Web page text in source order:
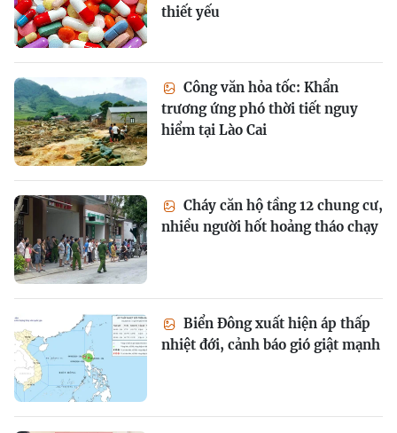
thiết yếu
Công văn hỏa tốc: Khẩn
trương ứng phó thời tiết nguy
hiểm tại Lào Cai
Cháy căn hộ tầng 12 chung cư,
nhiều người hốt hoảng tháo chạy
Biển Đông xuất hiện áp thấp
nhiệt đới, cảnh báo gió giật mạnh